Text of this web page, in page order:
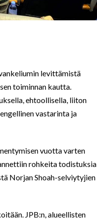
levittämistä
toiminnan kautta.
ehtoollisella, liiton
vastarinta ja
vuotta varten
rohkeita todistuksia
Norjan Shoah-selviytyjien
JPB:n, alueellisten